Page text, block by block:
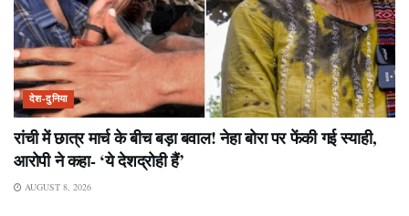
देश-दुनिया
रांची में छात्र मार्च के बीच बड़ा बवाल! नेहा बोरा पर फेंकी गई स्याही,
आरोपी ने कहा- ‘ये देशद्रोही हैं’
AUGUST 8, 2026